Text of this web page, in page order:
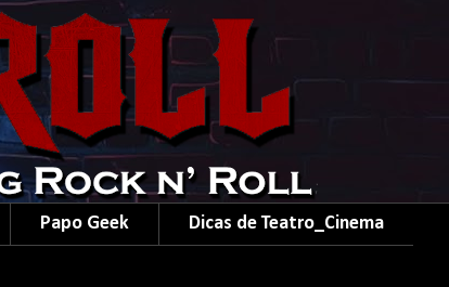
Papo Geek Dicas de Teatro_Cinema